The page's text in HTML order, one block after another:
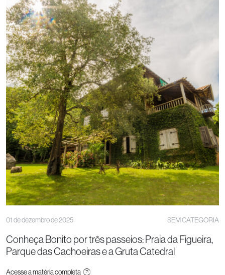
01 de dezembro de 2025 SEM CATEGORIA
Conheça Bonito por três passeios: Praia da Figueira,
Parque das Cachoeiras e a Gruta Catedral
Acesse a matéria completa